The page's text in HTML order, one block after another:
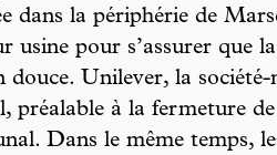
dans la périphérie de
usine pour s’assurer que
douce. Unilever, la
préalable à la fermeture
Dans le même temps,